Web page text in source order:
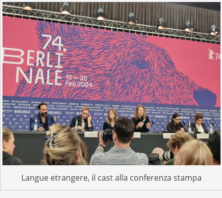
Langue etrangere, il cast alla conferenza stampa